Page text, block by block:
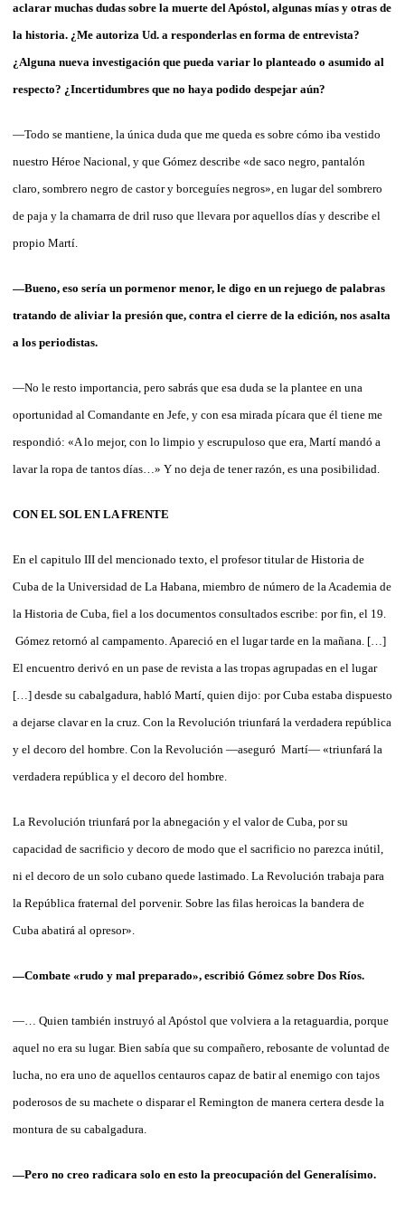
aclarar muchas dudas sobre la muerte del Apóstol, algunas mías y otras de
la historia. ¿Me autoriza Ud. a responderlas en forma de entrevista?
¿Alguna nueva investigación que pueda variar lo planteado o asumido al
respecto? ¿Incertidumbres que no haya podido despejar aún?
—Todo se mantiene, la única duda que me queda es sobre cómo iba vestido
nuestro Héroe Nacional, y que Gómez describe «de saco negro, pantalón
claro, sombrero negro de castor y borceguíes negros», en lugar del sombrero
de paja y la chamarra de dril ruso que llevara por aquellos días y describe el
propio Martí.
—Bueno, eso sería un pormenor menor, le digo en un rejuego de palabras
tratando de aliviar la presión que, contra el cierre de la edición, nos asalta
a los periodistas.
—No le resto importancia, pero sabrás que esa duda se la plantee en una
oportunidad al Comandante en Jefe, y con esa mirada pícara que él tiene me
respondió: «A lo mejor, con lo limpio y escrupuloso que era, Martí mandó a
lavar la ropa de tantos días…» Y no deja de tener razón, es una posibilidad.
CON EL SOL EN LA FRENTE
En el capitulo III del mencionado texto, el profesor titular de Historia de
Cuba de la Universidad de La Habana, miembro de número de la Academia de
la Historia de Cuba, fiel a los documentos consultados escribe: por fin, el 19.
Gómez retornó al campamento. Apareció en el lugar tarde en la mañana. […]
El encuentro derivó en un pase de revista a las tropas agrupadas en el lugar
[…] desde su cabalgadura, habló Martí, quien dijo: por Cuba estaba dispuesto
a dejarse clavar en la cruz. Con la Revolución triunfará la verdadera república
y el decoro del hombre. Con la Revolución —aseguró Martí— «triunfará la
verdadera república y el decoro del hombre.
La Revolución triunfará por la abnegación y el valor de Cuba, por su
capacidad de sacrificio y decoro de modo que el sacrificio no parezca inútil,
ni el decoro de un solo cubano quede lastimado. La Revolución trabaja para
la República fraternal del porvenir. Sobre las filas heroicas la bandera de
Cuba abatirá al opresor».
—Combate «rudo y mal preparado», escribió Gómez sobre Dos Ríos.
—… Quien también instruyó al Apóstol que volviera a la retaguardia, porque
aquel no era su lugar. Bien sabía que su compañero, rebosante de voluntad de
lucha, no era uno de aquellos centauros capaz de batir al enemigo con tajos
poderosos de su machete o disparar el Remington de manera certera desde la
montura de su cabalgadura.
—Pero no creo radicara solo en esto la preocupación del Generalísimo.